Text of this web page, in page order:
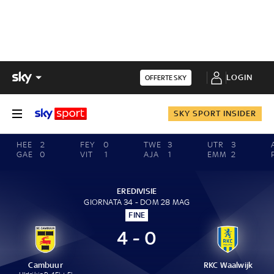
OFFERTE SKY LOGIN
SKY SPORT INSIDER
HEE
2
GAE
0
FEY
0
VIT
1
TWE
3
AJA
1
UTR
3
EMM 2
EREDIVISIE
GIORNATA 34 - DOM 28 MAG
FINE
Cambuur
4 - 0
RKC Waalwijk